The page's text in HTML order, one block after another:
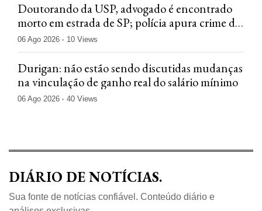
Doutorando da USP, advogado é encontrado
morto em estrada de SP; polícia apura crime de
ódio
06 Ago 2026 10 Views
Durigan: não estão sendo discutidas mudanças
na vinculação de ganho real do salário mínimo
06 Ago 2026 40 Views
DIÁRIO DE NOTÍCIAS.
Sua fonte de notícias confiável. Conteúdo diário e